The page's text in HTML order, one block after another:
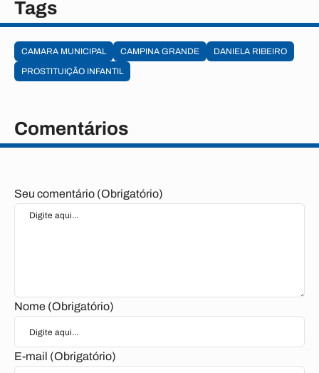
Tags
CAMARA MUNICIPAL CAMPINA GRANDE
DANIELA RIBEIRO
PROSTITUIÇÃO INFANTIL
Comentários
Seu comentário (Obrigatório)
Nome (Obrigatório)
E-mail (Obrigatório)